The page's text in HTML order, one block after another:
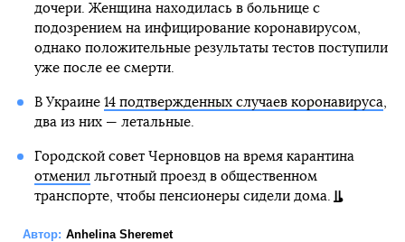
дочери. Женщина находилась в больнице с
подозрением на инфицирование коронавирусом,
однако положительные результаты тестов поступили
уже после ее смерти.
В Украине 14 подтвержденных случаев коронавируса,
два из них — летальные.
Городской совет Черновцов на время карантина
отменилльготный проезд в общественном
транспорте, чтобы пенсионеры сидели дома.
Автор: Anhelina Sheremet